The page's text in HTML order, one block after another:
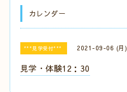
カレンダー
***見学受付*** 2021-09-06 (月)
見学・体験12：30